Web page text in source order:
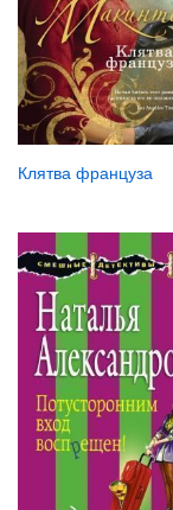
Клятва француза